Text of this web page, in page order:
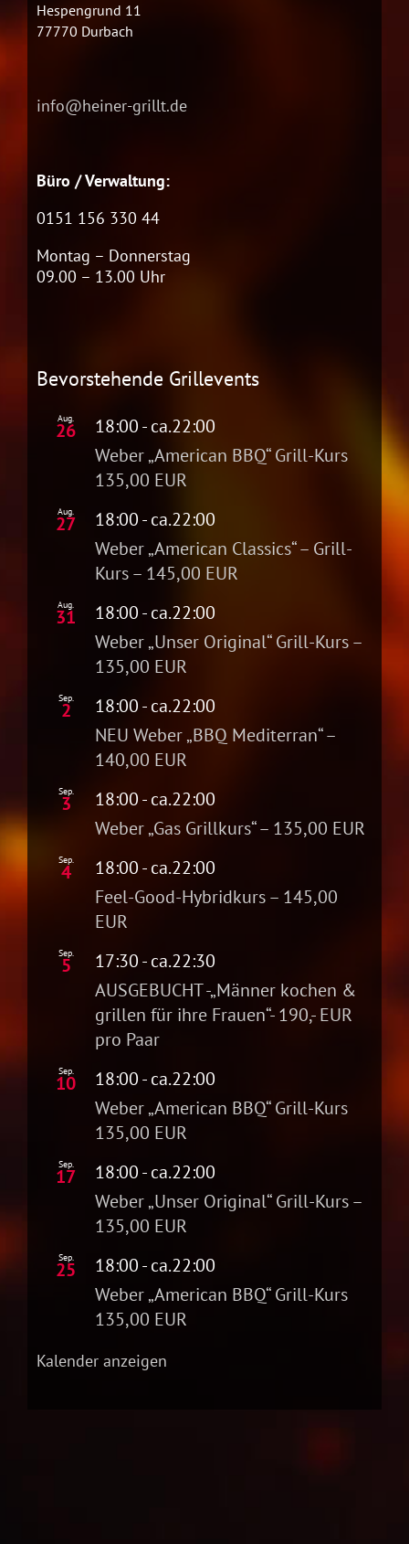
Hespengrund 11
77770 Durbach
info@heiner-grillt.de
Büro / Verwaltung:
0151 156 330 44
Montag – Donnerstag
09.00 – 13.00 Uhr
Bevorstehende Grillevents
Aug.
26 18:00 - ca.22:00
Weber „American BBQ“ Grill-Kurs
135,00 EUR
Aug.
27 18:00 - ca.22:00
Weber „American Classics“ – Grill-
Kurs – 145,00 EUR
Aug.
31 18:00 - ca.22:00
Weber „Unser Original“ Grill-Kurs –
135,00 EUR
Sep.
2 18:00 - ca.22:00
NEU Weber „BBQ Mediterran“ –
140,00 EUR
Sep.
3 18:00 - ca.22:00
Weber „Gas Grillkurs“ – 135,00 EUR
Sep.
4 18:00 - ca.22:00
Feel-Good-Hybridkurs – 145,00
EUR
Sep.
5 17:30 - ca.22:30
AUSGEBUCHT -„Männer kochen &
grillen für ihre Frauen“- 190,- EUR
pro Paar
Sep.
10 18:00 - ca.22:00
Weber „American BBQ“ Grill-Kurs
135,00 EUR
Sep.
17 18:00 - ca.22:00
Weber „Unser Original“ Grill-Kurs –
135,00 EUR
Sep.
25 18:00 - ca.22:00
Weber „American BBQ“ Grill-Kurs
135,00 EUR
Kalender anzeigen